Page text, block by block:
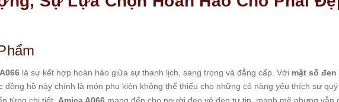
là sự kết hợp hoàn hảo giữa sự thanh lịch, sang trọng và đẳng cấp. Với mặt số
đồng hồ này chính là món phụ kiện không thể thiếu cho những cô nàng yêu thích sự